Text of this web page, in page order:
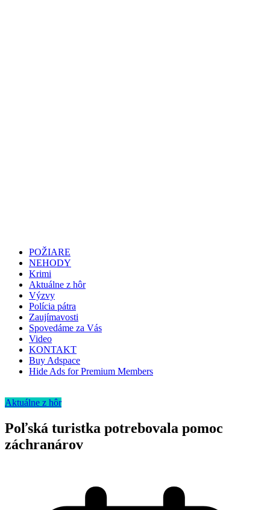
POŽIARE
NEHODY
Krimi
Aktuálne z hôr
Výzvy
Polícia pátra
Zaujímavosti
Spovedáme za Vás
Video
KONTAKT
Buy Adspace
Hide Ads for Premium Members
Aktuálne z hôr
Poľská turistka potrebovala pomoc
záchranárov